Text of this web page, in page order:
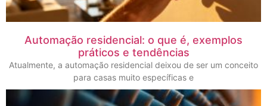
Automação residencial: o que é, exemplos
práticos e tendências
Atualmente, a automação residencial deixou de ser um conceito
para casas muito específicas e